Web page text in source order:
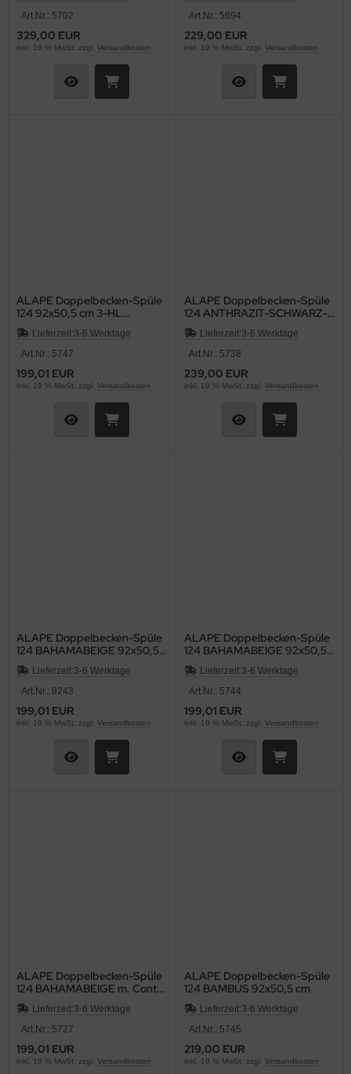
Art.Nr.: 5702
329,00 EUR
inkl. 19 % MwSt. zzgl. Versandkosten
Art.Nr.: 5694
229,00 EUR
inkl. 19 % MwSt. zzgl. Versandkosten
ALAPE Doppelbecken-Spüle
124 92x50,5 cm 3-HL
BAHAMABEIGE
Lieferzeit:3-6 Werktage
Art.Nr.: 5747
199,01 EUR
inkl. 19 % MwSt. zzgl. Versandkosten
ALAPE Doppelbecken-Spüle
124 ANTHRAZIT-SCHWARZ-
MATT 92x50,5 cm
Lieferzeit:3-6 Werktage
Art.Nr.: 5738
239,00 EUR
inkl. 19 % MwSt. zzgl. Versandkosten
ALAPE Doppelbecken-Spüle
124 BAHAMABEIGE 92x50,5
cm
Lieferzeit:3-6 Werktage
Art.Nr.: 9243
199,01 EUR
inkl. 19 % MwSt. zzgl. Versandkosten
ALAPE Doppelbecken-Spüle
124 BAHAMABEIGE 92x50,5
cm
Lieferzeit:3-6 Werktage
Art.Nr.: 5744
199,01 EUR
inkl. 19 % MwSt. zzgl. Versandkosten
ALAPE Doppelbecken-Spüle
124 BAHAMABEIGE m. Contur
MOCCA 92x50,5
Lieferzeit:3-6 Werktage
Art.Nr.: 5727
199,01 EUR
inkl. 19 % MwSt. zzgl. Versandkosten
ALAPE Doppelbecken-Spüle
124 BAMBUS 92x50,5 cm
Lieferzeit:3-6 Werktage
Art.Nr.: 5745
219,00 EUR
inkl. 19 % MwSt. zzgl. Versandkosten